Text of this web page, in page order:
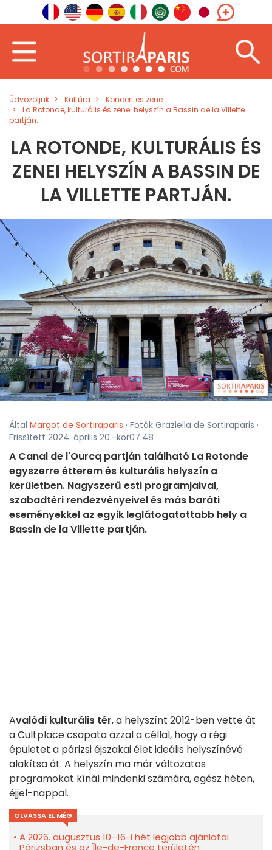
Üdvözöljük Kultúra
Koncert és zene
La Rotonde, kulturális és zenei helyszín a Bassin de la Villette
partján.
LA ROTONDE, KULTURÁLIS ÉS
ZENEI HELYSZÍN A BASSIN DE
LA VILLETTE PARTJÁN.
Által Margot de Sortiraparis · Fotók Graziella de Sortiraparis ·
Frissített 2024. április 20.-kor07:48
A Canal de l'Ourcq partján található La Rotonde
egyszerre étterem és kulturális helyszín a
kerületben. Nagyszerű esti programjaival,
szabadtéri rendezvényeivel és más baráti
eseményekkel az egyik leglátogatottabb hely a
Bassin de la Villette partján.
Avalódi kulturális tér, a helyszínt 2012-ben vette át
a Cultplace csapata azzal a céllal, hogy a régi
épületet a párizsi éjszakai élet ideális helyszínévé
alakítsa át. A helyszín ma már változatos
programokat kínál mindenki számára, egész héten,
éjjel-nappal.
OLVASSA EL MÉG
A 2026. augusztus 10–16-i hét legjobb ajánlatai